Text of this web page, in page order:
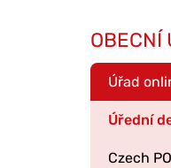
OBECNÍ
Úřad
Úřední
Czech